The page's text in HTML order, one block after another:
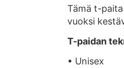
Tämä t-
vuoksi
T-paidan
• Unisex